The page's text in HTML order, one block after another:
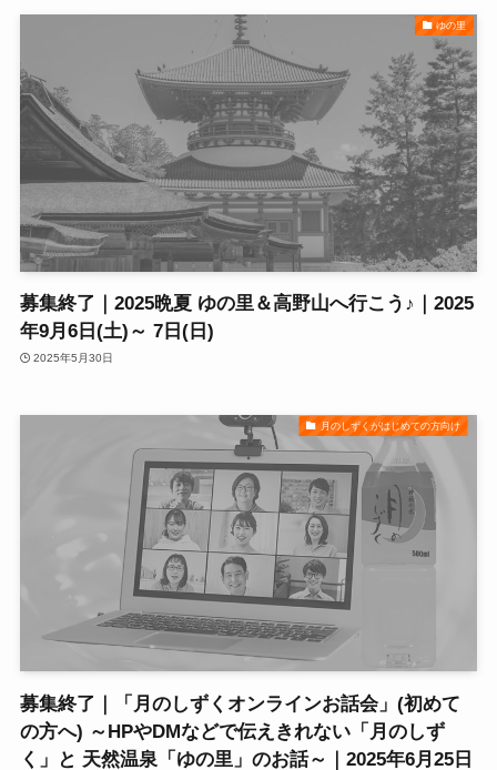
ゆの里
募集終了｜2025晩夏 ゆの里＆高野山へ行こう♪｜2025
年9月6日(土)～ 7日(日)
2025年5月30日
月のしずくがはじめての方向け
募集終了｜「月のしずくオンラインお話会」(初めて
の方へ) ～HPやDMなどで伝えきれない「月のしず
く」と 天然温泉「ゆの里」のお話～｜2025年6月25日